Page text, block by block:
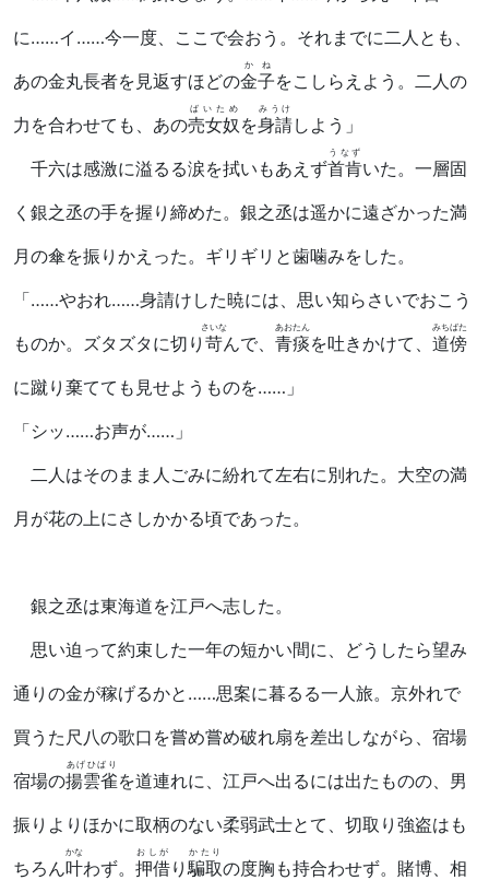
に……イ……今一度、ここで会おう。それまでに二人とも、
あの金丸長者を見返すほどの金子
かね
をこしらえよう。二人の
力を合わせても、あの売女奴
ばいため
を身請
みうけ
しよう」
千六は感激に溢るる涙を拭いもあえず首肯
うなず
いた。一層固
く銀之丞の手を握り締めた。銀之丞は遥かに遠ざかった満
月の傘を振りかえった。ギリギリと歯噛みをした。
「……やおれ……身請けした暁には、思い知らさいでおこう
ものか。ズタズタに切り 苛
さいな
んで、 青痰
あおたん
を吐きかけて、 道傍
みちばた
に蹴り棄てても見せようものを……」
「シッ……お声が……」
二人はそのまま人ごみに紛れて左右に別れた。大空の満
月が花の上にさしかかる頃であった。
銀之丞は東海道を江戸へ志した。
思い迫って約束した一年の短かい間に、どうしたら望み
通りの金が稼げるかと……思案に暮るる一人旅。京外れで
買うた尺八の歌口を嘗め嘗め破れ扇を差出しながら、宿場
宿場の揚雲雀
あげひばり
を道連れに、江戸へ出るには出たものの、男
振りよりほかに取柄のない柔弱武士とて、切取り強盗はも
ちろん叶
かな
わず。 押借
おしが
り 騙取
かたり
の度胸も持合わせず。賭博、相